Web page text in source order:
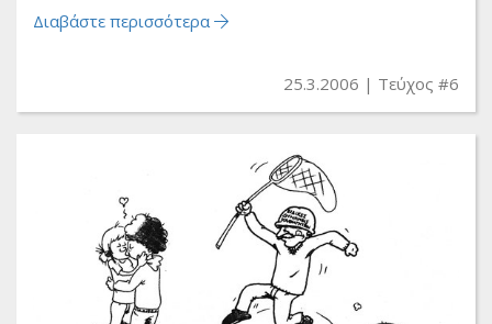
Διαβάστε περισσότερα
25.3.2006 Τεύχος #6